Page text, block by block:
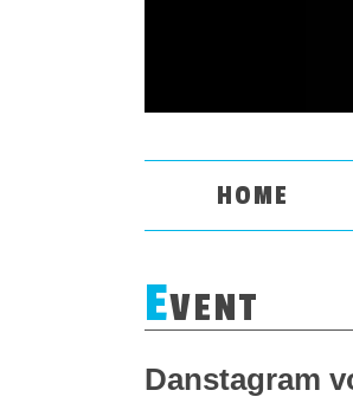
HOME
EVENT
Danstagram